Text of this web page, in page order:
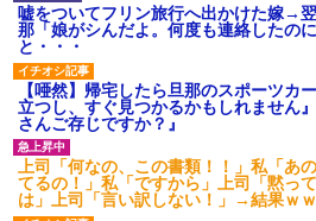
【悲報】佐藤輝明・・・２軍
でも盛大にやらかす←あまり悲
しませないでくれ
嘘をついてフリン旅行へ出かけた嫁→
那「娘がシんだよ。何度も連絡した
と・・・
【唖然】帰宅したら旦那のスポーツカ
立つし、すぐ見つかるかもしれません
さんご存じですか？』
上司「何なの、この書類！！」私「あ
てるの！」私「ですから」上司「黙っ
は」上司「言い訳しない！」→結果ｗ